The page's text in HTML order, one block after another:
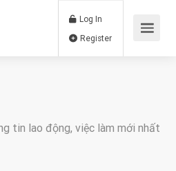
Log In
tin lao động, việc làm mới nhất